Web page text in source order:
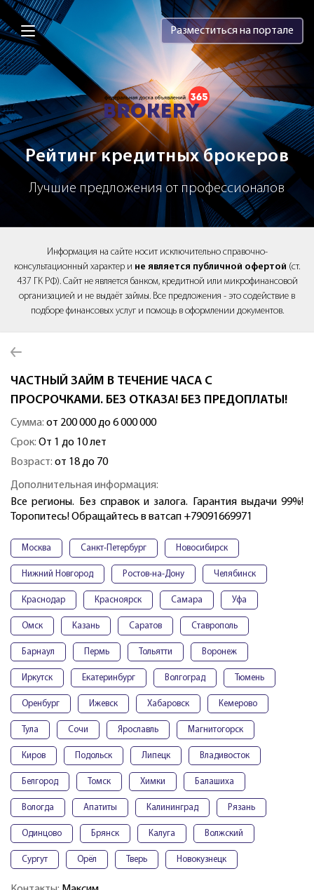
Brokery365 - Рейтинг кредитных
Разместиться на портале
Рейтинг кредитных брокеров
Лучшие предложения от профессионалов
Информация на сайте носит исключительно справочно-
консультационный характер и не является публичной офертой (ст.
437 ГК РФ). Сайт не является банком, кредитной или микрофинансовой
организацией и не выдаёт займы. Все предложения - это содействие в
подборе финансовых услуг и помощь в оформлении документов.
ЧАСТНЫЙ ЗАЙМ В ТЕЧЕНИЕ ЧАСА С
ПРОСРОЧКАМИ. БЕЗ ОТКАЗА! БЕЗ ПРЕДОПЛАТЫ!
Сумма: от 200 000 до 6 000 000
Срок: От 1 до 10 лет
Возраст: от 18 до 70
Дополнительная информация:
Все регионы. Без справок и залога. Гарантия выдачи 99%!
Торопитесь! Обращайтесь в ватcaп +79091669971
Москва Санкт-Петербург Новосибирск
Нижний Новгород Ростов-на-Дону Челябинск
Краснодар Красноярск Самара Уфа
Омск Казань Саратов Ставрополь
Барнаул Пермь Тольятти Воронеж
Иркутск Екатеринбург Волгоград Тюмень
Оренбург Ижевск Хабаровск Кемерово
Тула Сочи Ярославль Магнитогорск
Киров Подольск Липецк Владивосток
Белгород Томск Химки Балашиха
Вологда Апатиты Калининград Рязань
Одинцово Брянск Калуга Волжский
Сургут Орёл Тверь Новокузнецк